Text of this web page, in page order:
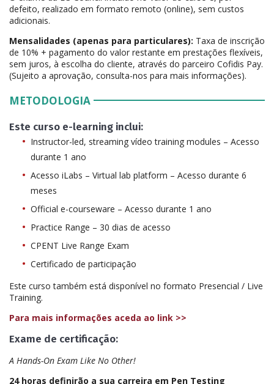
defeito, realizado em formato remoto (online), sem custos
adicionais.
Mensalidades (apenas para particulares): Taxa de inscrição
de 10% + pagamento do valor restante em prestações flexíveis,
sem juros, à escolha do cliente, através do parceiro Cofidis Pay.
(Sujeito a aprovação, consulta-nos para mais informações).
METODOLOGIA
Este curso e-learning inclui:
Instructor-led, streaming vídeo training modules – Acesso
durante 1 ano
Acesso iLabs – Virtual lab platform – Acesso durante 6
meses
Official e-courseware – Acesso durante 1 ano
Practice Range – 30 dias de acesso
CPENT Live Range Exam
Certificado de participação
Este curso também está disponível no formato Presencial / Live
Training.
Para mais informações aceda ao link >>
Exame de certificação:
A Hands-On Exam Like No Other!
24 horas definirão a sua carreira em Pen Testing